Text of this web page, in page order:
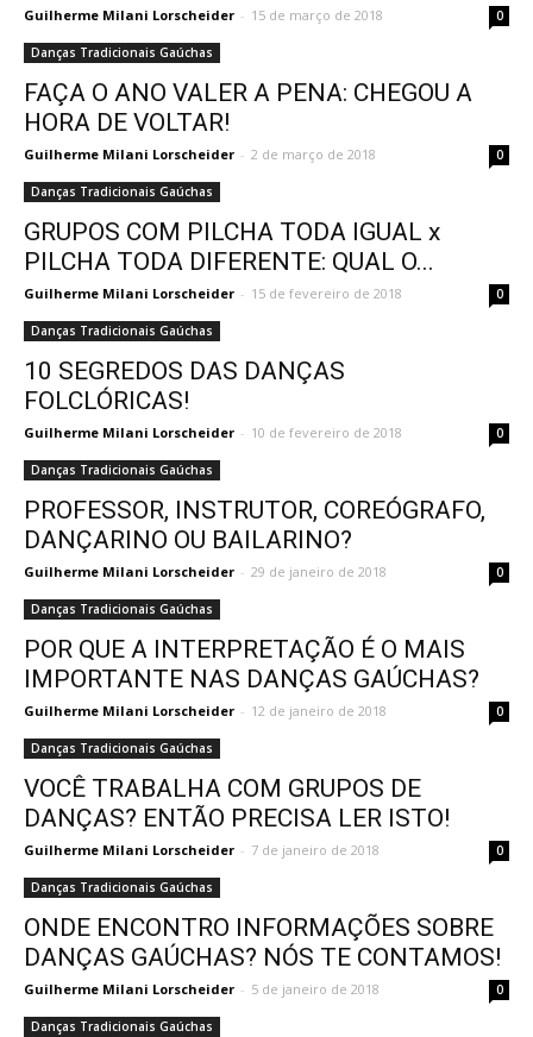
Guilherme Milani Lorscheider - 15 de março de 2018 0
Danças Tradicionais Gaúchas
FAÇA O ANO VALER A PENA: CHEGOU A
HORA DE VOLTAR!
Guilherme Milani Lorscheider - 2 de março de 2018 0
Danças Tradicionais Gaúchas
GRUPOS COM PILCHA TODA IGUAL x
PILCHA TODA DIFERENTE: QUAL O...
Guilherme Milani Lorscheider - 15 de fevereiro de 2018 0
Danças Tradicionais Gaúchas
10 SEGREDOS DAS DANÇAS
FOLCLÓRICAS!
Guilherme Milani Lorscheider - 10 de fevereiro de 2018 0
Danças Tradicionais Gaúchas
PROFESSOR, INSTRUTOR, COREÓGRAFO,
DANÇARINO OU BAILARINO?
Guilherme Milani Lorscheider - 29 de janeiro de 2018 0
Danças Tradicionais Gaúchas
POR QUE A INTERPRETAÇÃO É O MAIS
IMPORTANTE NAS DANÇAS GAÚCHAS?
Guilherme Milani Lorscheider - 12 de janeiro de 2018 0
Danças Tradicionais Gaúchas
VOCÊ TRABALHA COM GRUPOS DE
DANÇAS? ENTÃO PRECISA LER ISTO!
Guilherme Milani Lorscheider - 7 de janeiro de 2018 0
Danças Tradicionais Gaúchas
ONDE ENCONTRO INFORMAÇÕES SOBRE
DANÇAS GAÚCHAS? NÓS TE CONTAMOS!
Guilherme Milani Lorscheider - 5 de janeiro de 2018 0
Danças Tradicionais Gaúchas